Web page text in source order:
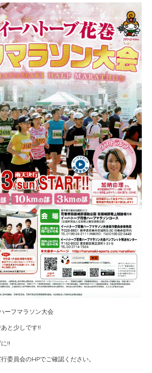
ーフマラソン大会
と少しです!!
!!
委員会のHPでご確認ください。